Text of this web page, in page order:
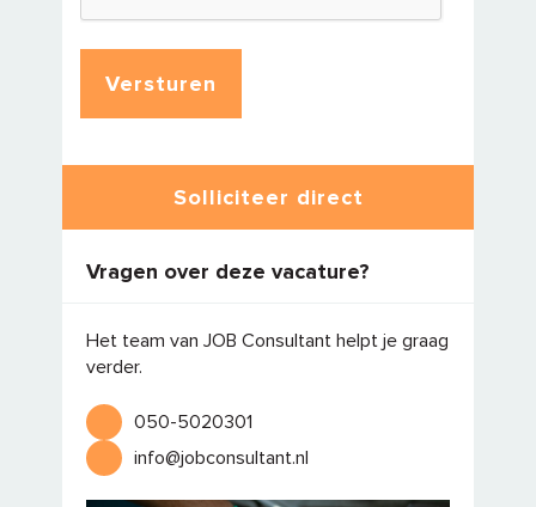
Solliciteer direct
Vragen over deze vacature?
Het team van JOB Consultant helpt je graag
verder.
050-5020301
info@jobconsultant.nl